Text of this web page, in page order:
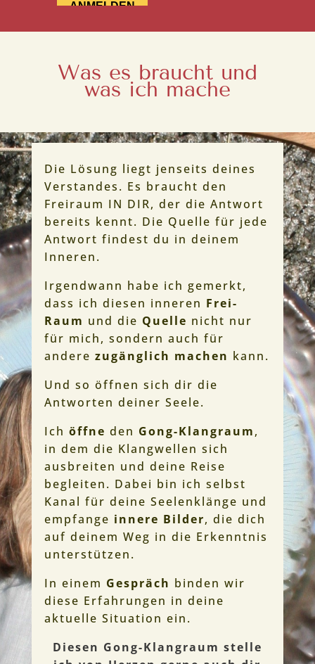
Was es braucht und
was ich mache
Die Lösung liegt jenseits deines
Verstandes. Es braucht den
Freiraum IN DIR, der die Antwort
bereits kennt. Die Quelle für jede
Antwort findest du in deinem
Inneren.
Irgendwann habe ich gemerkt,
dass ich diesen inneren Frei-
Raum und die Quelle nicht nur
für mich, sondern auch für
andere zugänglich machen kann.
Und so öffnen sich dir die
Antworten deiner Seele.
Ich öffne den Gong-Klangraum,
in dem die Klangwellen sich
ausbreiten und deine Reise
begleiten. Dabei bin ich selbst
Kanal für deine Seelenklänge und
empfange innere Bilder, die dich
auf deinem Weg in die Erkenntnis
unterstützen.
In einem Gespräch binden wir
diese Erfahrungen in deine
aktuelle Situation ein.
Diesen Gong-Klangraum stelle